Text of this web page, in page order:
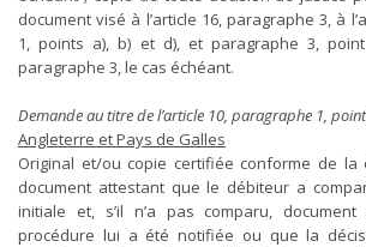
document visé à l’article 16, paragraphe 3, à
1, points a), b) et d), et paragraphe 3,
paragraphe 3, le cas échéant.
Demande au titre de l’article 10, paragraphe 1,
Angleterre et Pays de Galles
Original et/ou copie certifiée conforme de la
document attestant que le débiteur a
initiale et, s’il n’a pas comparu,
procédure lui a été notifiée ou que la